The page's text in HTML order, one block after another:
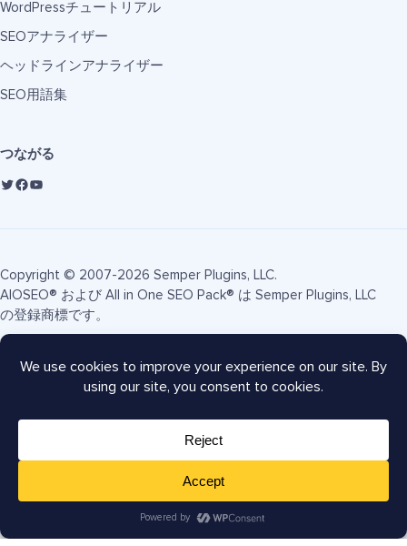
WordPressチュートリアル
SEOアナライザー
ヘッドラインアナライザー
SEO用語集
つながる
Copyright © 2007-2026 Semper Plugins, LLC.
AIOSEO® および All in One SEO Pack® は Semper Plugins, LLC
の登録商標です。
利用規約 プライバシーポリシー FTC開示
サイトマップ
AIOSEOクーポン